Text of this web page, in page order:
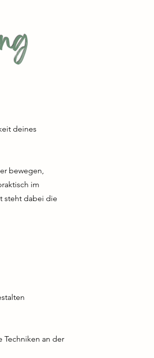
deines
bewegen,
im
steht dabei die
Techniken an der